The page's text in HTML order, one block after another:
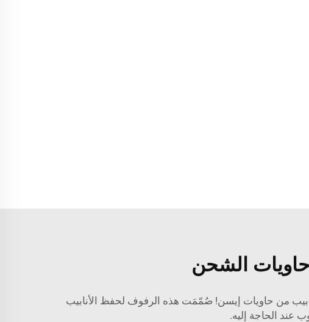
الشحن
من حاويات إيسن! صُمّمَت هذه الرفوف لحفظ الأنابيب
عند الحاجة إليه.